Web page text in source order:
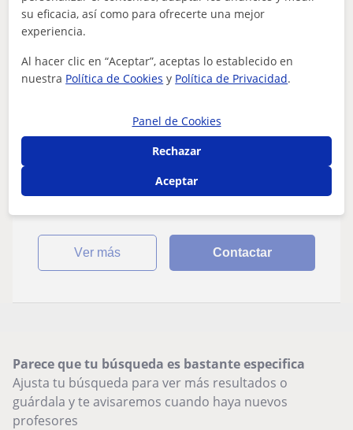
Katherine Prada
Chica estudiante de derecho se ofrece a
niños de primaria para ayudarlos en un
repaso
ver más Contactar
Parece que tu búsqueda es bastante especifica
Ajusta tu búsqueda para ver más resultados o
guárdala y te avisaremos cuando haya nuevos
profesores
su eficacia, así como para ofrecerte una mejor
experiencia.
Al hacer clic en “Aceptar”, aceptas lo establecido en
nuestra Política de Cookies y Política de Privacidad.
Panel de Cookies
Rechazar
Aceptar